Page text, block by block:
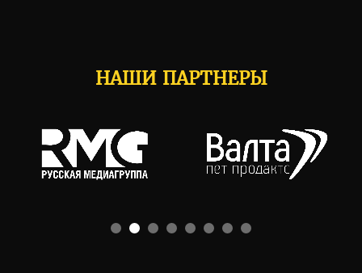
НАШИ ПАРТНЕРЫ